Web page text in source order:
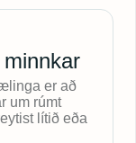
er að
um rúmt
lítið eða